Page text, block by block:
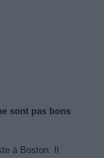
sont pas bons
à Boston. Il